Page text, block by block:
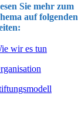
Sie mehr zum
auf folgenden
wir es tun